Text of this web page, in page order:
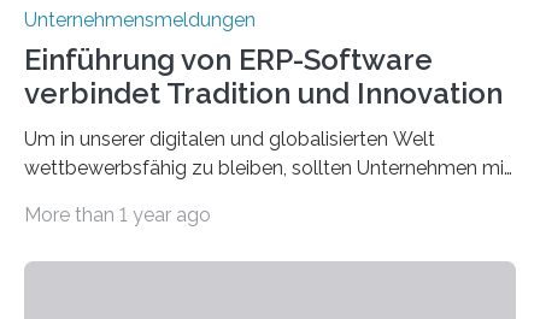
Unternehmensmeldungen
Einführung von ERP-Software
verbindet Tradition und Innovation
Um in unserer digitalen und globalisierten Welt
wettbewerbsfähig zu bleiben, sollten Unternehmen mit
ihre traditionellen Werte auf der Strecke bleiben
More than 1 year ago